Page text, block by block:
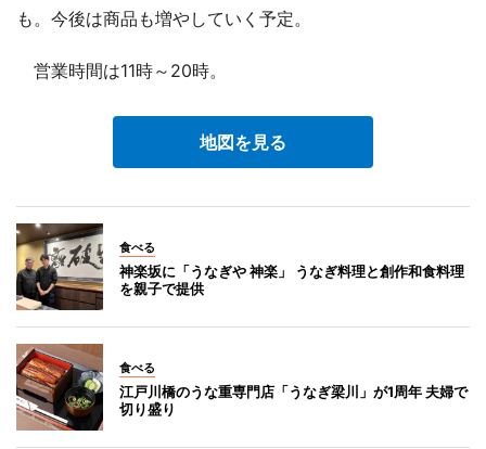
も。今後は商品も増やしていく予定。
営業時間は11時～20時。
地図を見る
食べる
神楽坂に「うなぎや 神楽」 うなぎ料理と創作和食料理
を親子で提供
食べる
江戸川橋のうな重専門店「うなぎ梁川」が1周年 夫婦で
切り盛り